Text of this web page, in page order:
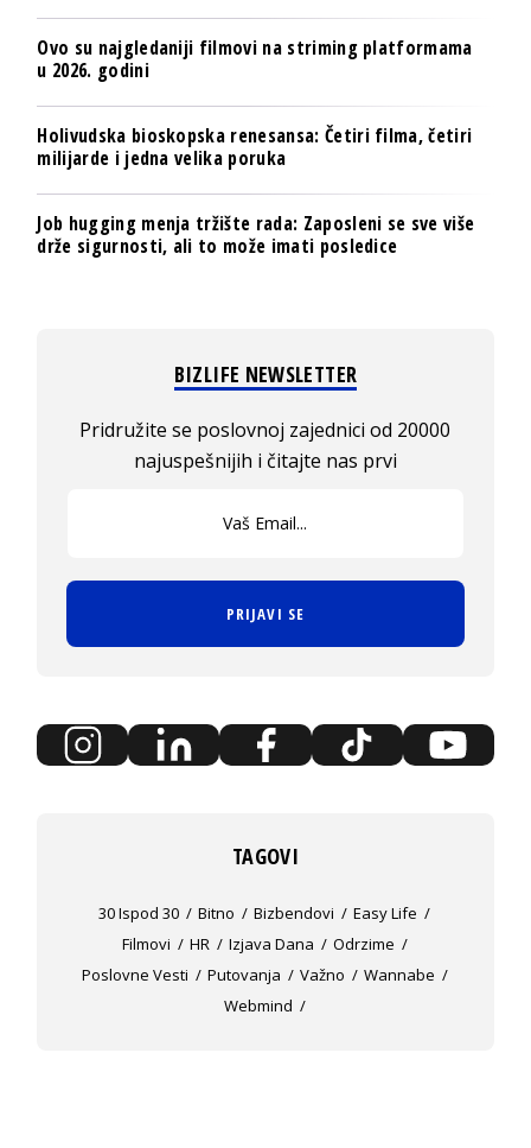
Ovo su najgledaniji filmovi na striming platformama
u 2026. godini
Holivudska bioskopska renesansa: Četiri filma, četiri
milijarde i jedna velika poruka
Job hugging menja tržište rada: Zaposleni se sve više
drže sigurnosti, ali to može imati posledice
BIZLIFE NEWSLETTER
Pridružite se poslovnoj zajednici od 20000
najuspešnijih i čitajte nas prvi
PRIJAVI SE
TAGOVI
30 Ispod 30 Bitno Bizbendovi
Easy Life
Filmovi
HR Izjava Dana
Odrzime
Poslovne Vesti
Putovanja Važno
Wannabe
Webmind